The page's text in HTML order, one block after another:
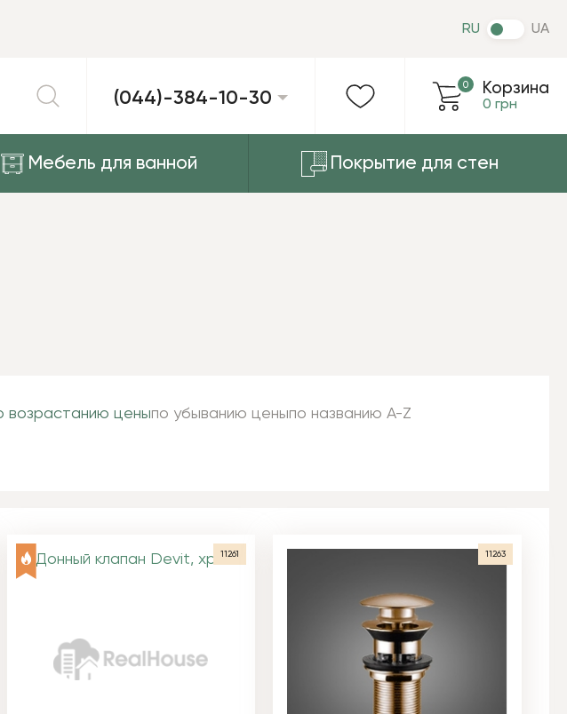
(044)-384-10-30
Корзина
0 грн
0
RU UA
Мебель для ванной Покрытие для стен
возрастанию ценыпо убыванию ценыпо названию A-Z
11261 11263